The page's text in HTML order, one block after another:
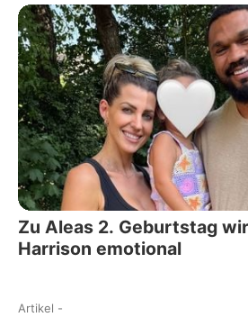
Zu Aleas 2. Geburtstag
Harrison emotional
Artikel -